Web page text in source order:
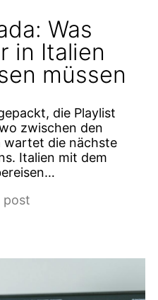
Was
in Italien
müssen
die Playlist
zwischen den
wartet die nächste
Italien mit dem
post